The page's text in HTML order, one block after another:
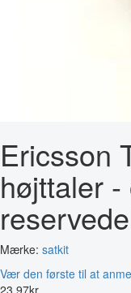
Ericsson
højttaler
Mærke: satkit
Vær den første til at
23,97kr